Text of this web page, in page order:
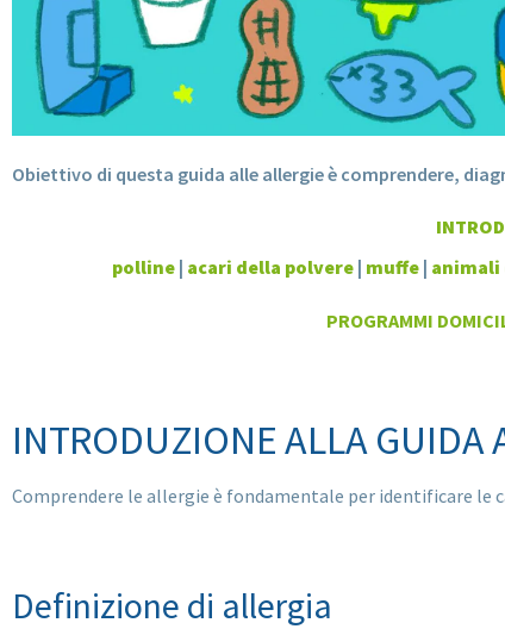
Obiettivo di questa guida alle allergie è comprendere,
polline| acari della polvere| muffe| animali
PROGRAMMI
INTRODUZIONE ALLA GUIDA
Comprendere le allergie è fondamentale per identificare le
Definizione di allergia